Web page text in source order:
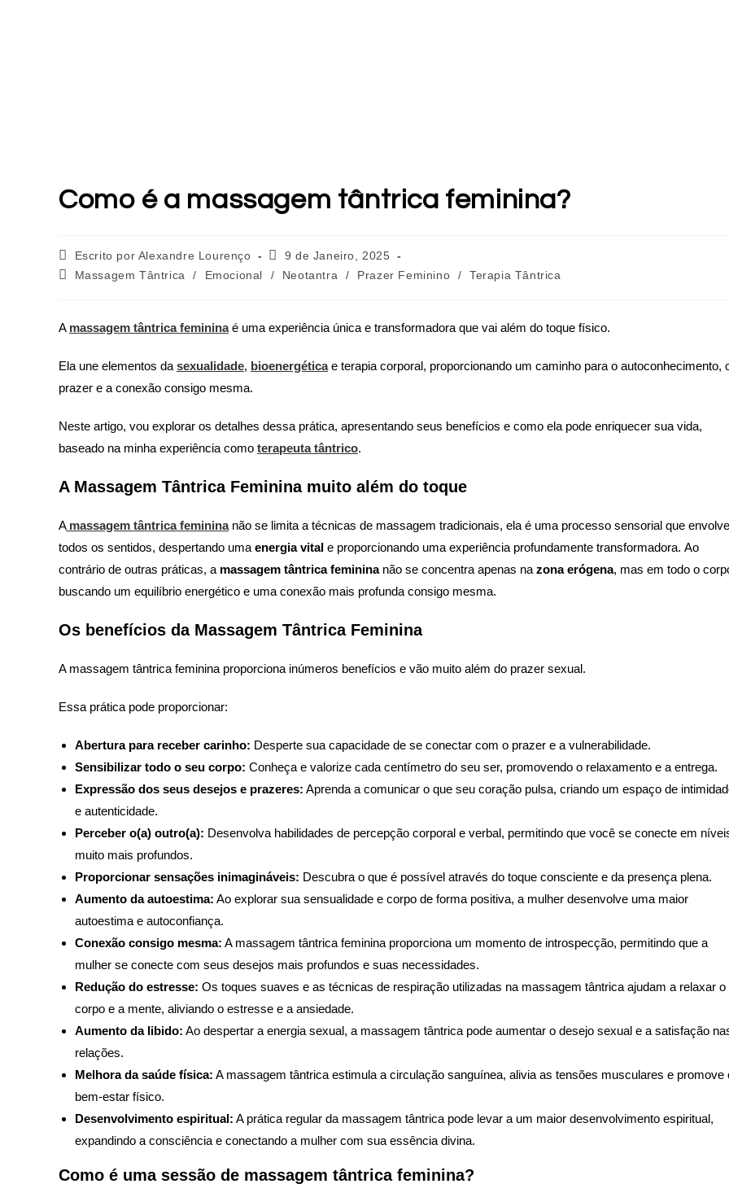
Como é a massagem tântrica feminina?
Escrito por Alexandre Lourenço
9 de Janeiro, 2025
Massagem Tântrica
/ Emocional / Neotantra / Prazer Feminino / Terapia Tântrica
A massagem tântrica femininaé uma experiência única e transformadora que vai além do toque físico.
Ela une elementos da sexualidade, bioenergética e terapia corporal, proporcionando um caminho para o autoconhecimento,
prazer e a conexão consigo mesma.
Neste artigo, vou explorar os detalhes dessa prática, apresentando seus benefícios e como ela pode enriquecer sua vida,
baseado na minha experiência como terapeuta tântrico.
A Massagem Tântrica Feminina muito além do toque
A massagem tântrica femininanão se limita a técnicas de massagem tradicionais, ela é uma processo sensorial que envolve
todos os sentidos, despertando uma energia vital e proporcionando uma experiência profundamente transformadora. Ao
contrário de outras práticas, a massagem tântrica femininanão se concentra apenas na zona erógena, mas em todo o
buscando um equilíbrio energético e uma conexão mais profunda consigo mesma.
Os benefícios da Massagem Tântrica Feminina
A massagem tântrica feminina proporciona inúmeros benefícios e vão muito além do prazer sexual.
Essa prática pode proporcionar:
Abertura para receber carinho: Desperte sua capacidade de se conectar com o prazer e a vulnerabilidade.
Sensibilizar todo o seu corpo: Conheça e valorize cada centímetro do seu ser, promovendo o relaxamento e a entrega.
Expressão dos seus desejos e prazeres: Aprenda a comunicar o que seu coração pulsa, criando um espaço de
e autenticidade.
Perceber o(a) outro(a): Desenvolva habilidades de percepção corporal e verbal, permitindo que você se conecte em
muito mais profundos.
Proporcionar sensações inimagináveis: Descubra o que é possível através do toque consciente e da presença plena.
Aumento da autoestima: Ao explorar sua sensualidade e corpo de forma positiva, a mulher desenvolve uma maior
autoestima e autoconfiança.
Conexão consigo mesma: A massagem tântrica feminina proporciona um momento de introspecção, permitindo que a
mulher se conecte com seus desejos mais profundos e suas necessidades.
Redução do estresse: Os toques suaves e as técnicas de respiração utilizadas na massagem tântrica ajudam a relaxar o
corpo e a mente, aliviando o estresse e a ansiedade.
Aumento da libido: Ao despertar a energia sexual, a massagem tântrica pode aumentar o desejo sexual e a satisfação
relações.
Melhora da saúde física: A massagem tântrica estimula a circulação sanguínea, alivia as tensões musculares e promove
bem-estar físico.
Desenvolvimento espiritual: A prática regular da massagem tântrica pode levar a um maior desenvolvimento espiritual,
expandindo a consciência e conectando a mulher com sua essência divina.
Como é uma sessão de massagem tântrica feminina?